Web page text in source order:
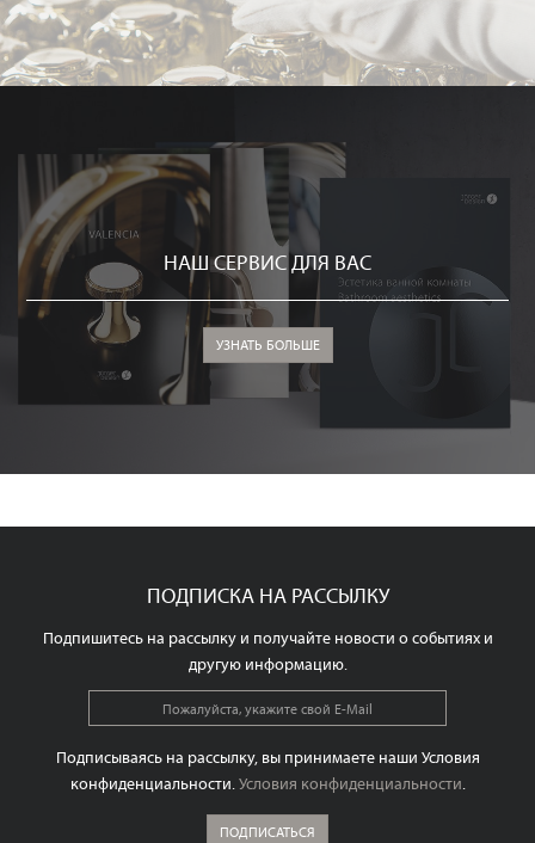
НАШ СЕРВИС ДЛЯ ВАС
УЗНАТЬ БОЛЬШЕ
ПОДПИСКА НА РАССЫЛКУ
Подпишитесь на рассылку и получайте новости о событиях и
другую информацию.
Подписываясь на рассылку, вы принимаете наши Условия
конфиденциальности.Условия конфиденциальности.
ПОДПИСАТЬСЯ